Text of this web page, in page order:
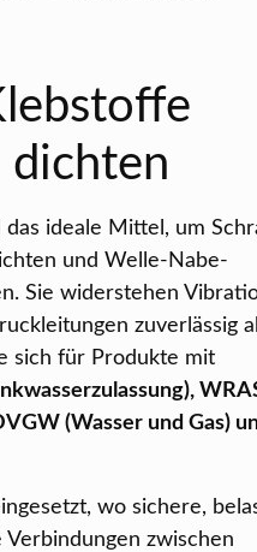
dichten
ideale Mittel, um
und Welle-Nabe-
Sie widerstehen
zuverlässig
sich für Produkte mit
(Wasser und Gas)
wo sichere,
zwischen